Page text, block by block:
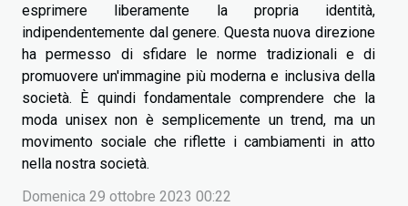
esprimere liberamente la propria identità,
indipendentemente dal genere. Questa nuova direzione
ha permesso di sfidare le norme tradizionali e di
promuovere un'immagine più moderna e inclusiva della
società. È quindi fondamentale comprendere che la
moda unisex non è semplicemente un trend, ma un
movimento sociale che riflette i cambiamenti in atto
nella nostra società.
Domenica 29 ottobre 2023 00:22